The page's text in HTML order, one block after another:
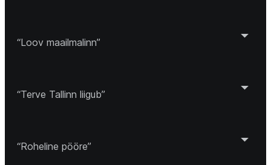
“Loov maailmalinn”
“Terve Tallinn liigub”
“Roheline pööre”